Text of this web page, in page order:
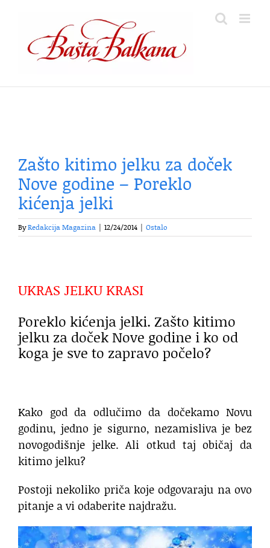
content
Zašto kitimo jelku za doček
Nove godine – Poreklo
kićenja jelki
ByRedakcija Magazina 12/24/2014 Ostalo
UKRAS JELKU KRASI
Poreklo kićenja jelki. Zašto kitimo
jelku za doček Nove godine i ko od
koga je sve to zapravo počelo?
Kako god da odlučimo da dočekamo Novu
godinu, jedno je sigurno, nezamisliva je bez
novogodišnje jelke. Ali otkud taj običaj da
kitimo jelku?
Postoji nekoliko priča koje odgovaraju na ovo
pitanje a vi odaberite najdražu.